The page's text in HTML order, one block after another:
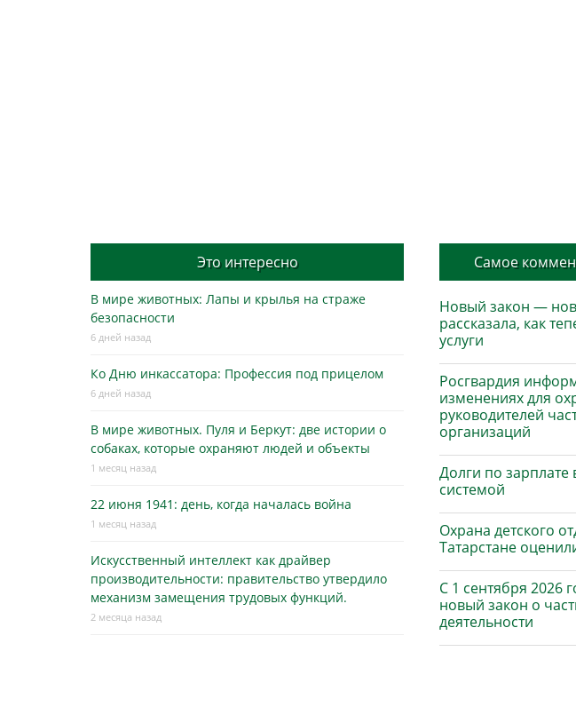
Это интересно
В мире животных: Лапы и крылья на страже
безопасности
6 дней назад
Ко Дню инкассатора: Профессия под прицелом
6 дней назад
В мире животных. Пуля и Беркут: две истории о
собаках, которые охраняют людей и объекты
1 месяц назад
22 июня 1941: день, когда началась война
1 месяц назад
Искусственный интеллект как драйвер
производительности: правительство утвердило
механизм замещения трудовых функций.
2 месяца назад
Самое
Новый закон —
рассказала, как
услуги
Росгвардия
изменениях для
руководителей
организаций
Долги по зарплате
системой
Охрана детского
Татарстане
С 1 сентября 2026
новый закон о
деятельности